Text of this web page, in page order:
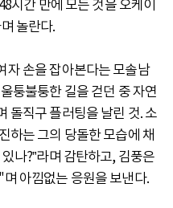
시간 만에 모든 것을 오케이
놀란다.
자 손을 잡아본다는 모솔남
퉁불퉁한 길을 걷던 중 자연
돌직구 플러팅을 날린 것. 소
하는 그의 당돌한 모습에 채
나?”라며 감탄하고, 김풍은
아낌없는 응원을 보낸다.